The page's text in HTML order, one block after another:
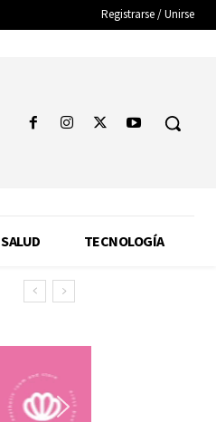
Registrarse / Unirse
SALUD TECNOLOGÍA